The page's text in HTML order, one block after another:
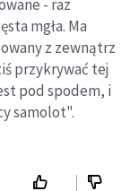
- raz
mgła. Ma
z zewnątrz
przykrywać tej
pod spodem, i
samolot".